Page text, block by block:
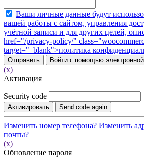
Ваши личные данные будут
вашей работы с сайтом, управления
учётной записи и для других целей,
href="/privacy-policy/"
target="_blank">политика
Отправить Войти с помощью
(x)
Активация
Security code
Активировать Send code again
Изменить номер телефона? Изменить
почты?
(x)
Обновление пароля